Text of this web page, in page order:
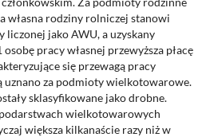
własna rodziny rolniczej stanowi
liczonej jako AWU, a uzyskany
pracy własnej przewyższa płacę
się przewagą pracy
uznano za podmioty wielkotowarowe.
sklasyfikowane jako drobne.
wielkotowarowych
większa kilkanaście razy niż w